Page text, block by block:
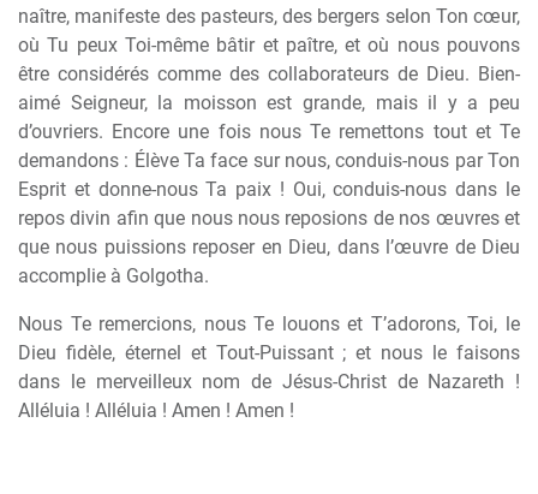
naître, manifeste des pasteurs, des bergers selon Ton cœur,
où Tu peux Toi-même bâtir et paître, et où nous pouvons
être considérés comme des collaborateurs de Dieu. Bien-
aimé Seigneur, la moisson est grande, mais il y a peu
d’ouvriers. Encore une fois nous Te remettons tout et Te
demandons : Élève Ta face sur nous, conduis-nous par Ton
Esprit et donne-nous Ta paix ! Oui, conduis-nous dans le
repos divin afin que nous nous reposions de nos œuvres et
que nous puissions reposer en Dieu, dans l’œuvre de Dieu
accomplie à Golgotha.
Nous Te remercions, nous Te louons et T’adorons, Toi, le
Dieu fidèle, éternel et Tout-Puissant ; et nous le faisons
dans le merveilleux nom de Jésus-Christ de Nazareth !
Alléluia ! Alléluia ! Amen ! Amen !